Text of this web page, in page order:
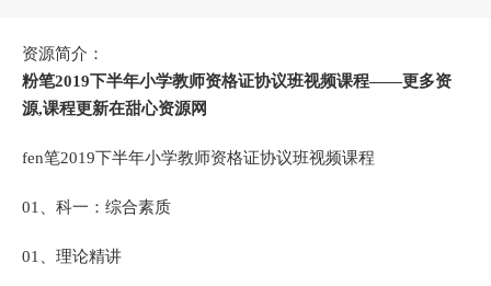
资源简介：
粉笔2019下半年小学教师资格证协议班视频课程——更多资
源,课程更新在甜心资源网
fen笔2019下半年小学教师资格证协议班视频课程
01、科一：综合素质
01、理论精讲